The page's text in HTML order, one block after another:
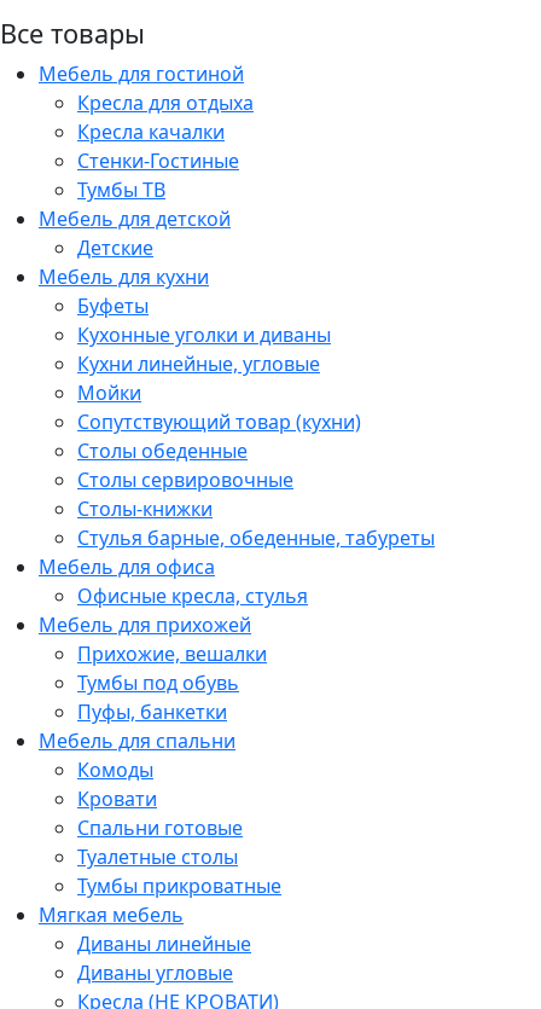
Все товары
Мебель для гостиной
Кресла для отдыха
Кресла качалки
Стенки-Гостиные
Тумбы ТВ
Мебель для детской
Детские
Мебель для кухни
Буфеты
Кухонные уголки и диваны
Кухни линейные, угловые
Мойки
Сопутствующий товар (кухни)
Столы обеденные
Столы сервировочные
Столы-книжки
Стулья барные, обеденные, табуреты
Мебель для офиса
Офисные кресла, стулья
Мебель для прихожей
Прихожие, вешалки
Тумбы под обувь
Пуфы, банкетки
Мебель для спальни
Комоды
Кровати
Спальни готовые
Туалетные столы
Тумбы прикроватные
Мягкая мебель
Диваны линейные
Диваны угловые
Кресла (НЕ КРОВАТИ)